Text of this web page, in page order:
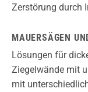
Zerstörung durch
MAUERSÄGEN
Lösungen für
Ziegelwände mit
mit